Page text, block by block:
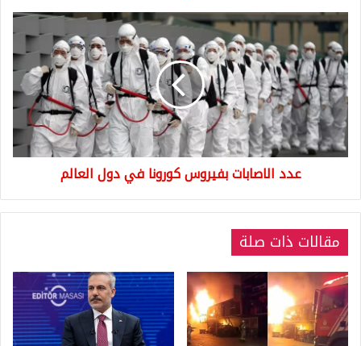
عدد
الاصابات
بفيروس
كورونا
في
دول
العالم
عدد الاصابات بفيروس كورونا في دول العالم
مقالات ذات صلة